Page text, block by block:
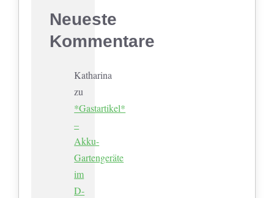
Neueste
Kommentare
Katharina
zu
*Gastartikel*
–
Akku-
Gartengeräte
im
D-